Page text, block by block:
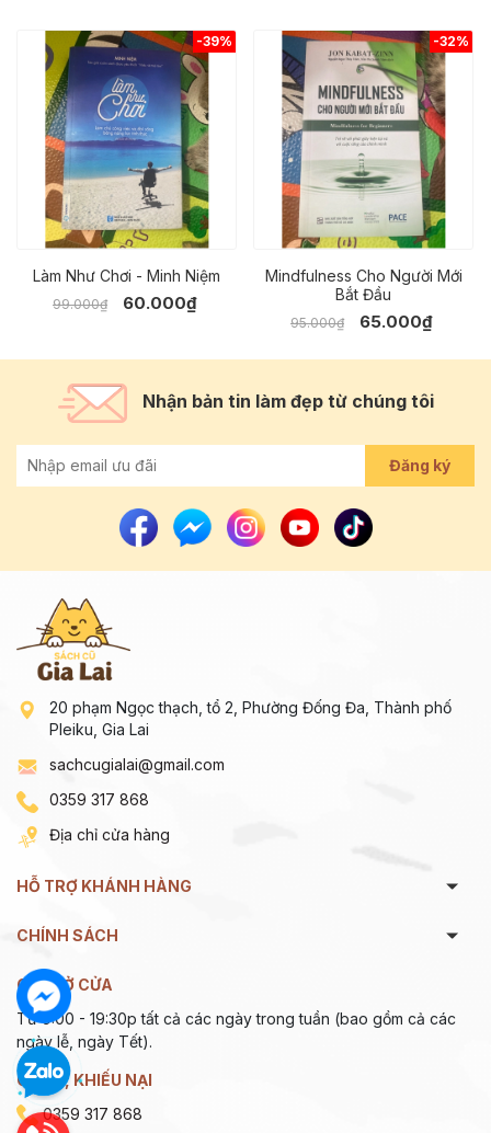
-39%
Làm Như Chơi - Minh Niệm
99.000₫ 60.000₫
-32%
Mindfulness Cho Người Mới
Bắt Đầu
95.000₫ 65.000₫
Nhận bản tin làm đẹp từ chúng tôi
Đăng ký
20 phạm Ngọc thạch, tổ 2, Phường Đống Đa, Thành phố
Pleiku, Gia Lai
sachcugialai@gmail.com
0359 317 868
Địa chỉ cửa hàng
HỖ TRỢ KHÁNH HÀNG
CHÍNH SÁCH
GIỜ MỞ CỬA
Từ 9:00 - 19:30p tất cả các ngày trong tuần (bao gồm cả các
ngày lễ, ngày Tết).
GÓP Ý, KHIẾU NẠI
0359 317 868